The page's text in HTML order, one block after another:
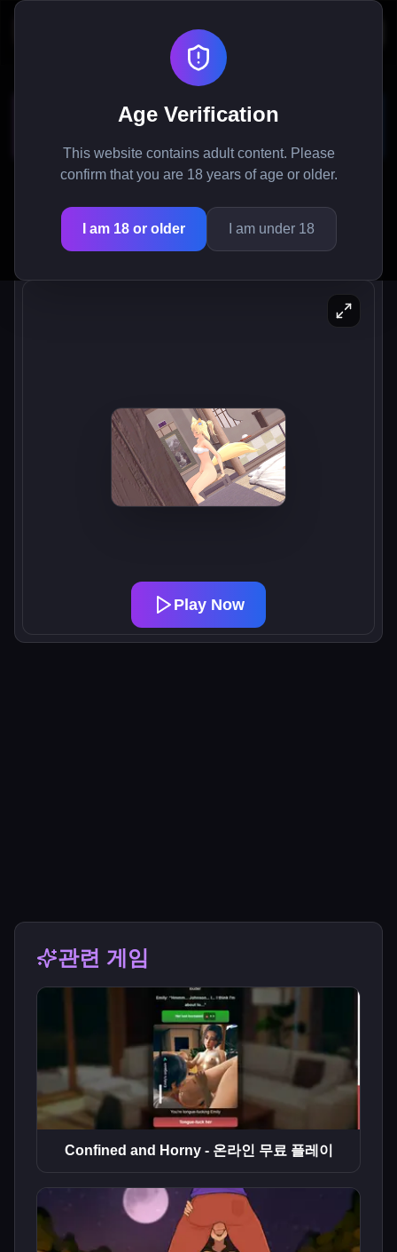
Age Verification
This website contains adult content. Please
confirm that you are 18 years of age or older.
I am 18 or older I am under 18
월드 테이머 - 몬스터 걸 어드벤
처 게임
월드 테이머에서 몬스터 걸의 매혹적인 세계를 탐험
하세요: 비밀을 밝혀내고, 관계를 형성하며, 끝없는
오락에 빠져보세요.
Play Now
관련 게임
Confined and Horny - 온라인 무료 플레이